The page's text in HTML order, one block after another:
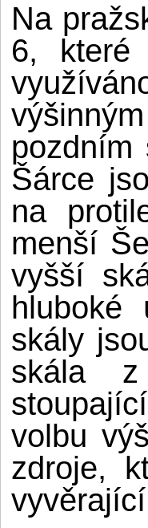
Na
6, které
pozdním
Šárce
na
menší
vyšší
hluboké
skály
skála z
volbu
zdroje,